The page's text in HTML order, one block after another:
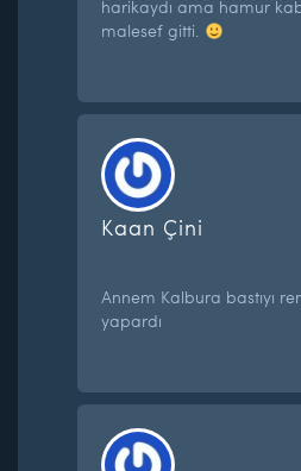
harikaydı ama hamur
malesef gitti.
Kaan Çini
Annem Kalbura bastıyı
yapardı